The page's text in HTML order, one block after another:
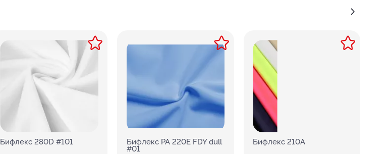
Бифлекс 280D #101
Бифлекс PA 220E FDY dull
#01
Бифлекс 210A